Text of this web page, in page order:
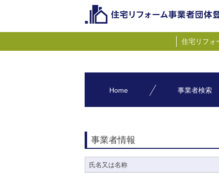
住宅リフォ
Home 事業者検索
事業者情報
氏名又は名称